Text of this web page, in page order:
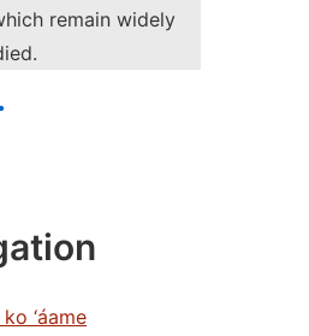
remain widely
‘áame